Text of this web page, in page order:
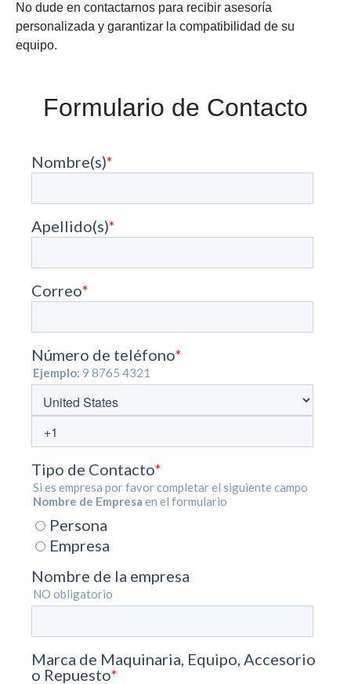
No dude en contactarnos para recibir asesoría
personalizada y garantizar la compatibilidad de su
equipo.
Formulario de Contacto